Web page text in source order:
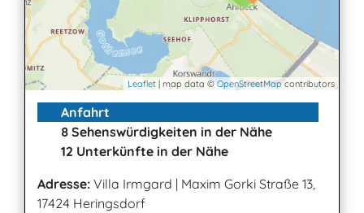
Leaflet | map data ©OpenStreetMap contributors
Anfahrt
8 Sehenswürdigkeiten in der Nähe
12 Unterkünfte in der Nähe
Adresse: Villa Irmgard | Maxim Gorki Straße 13,
17424 Heringsdorf